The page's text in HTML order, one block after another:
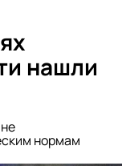
нашли
нормам